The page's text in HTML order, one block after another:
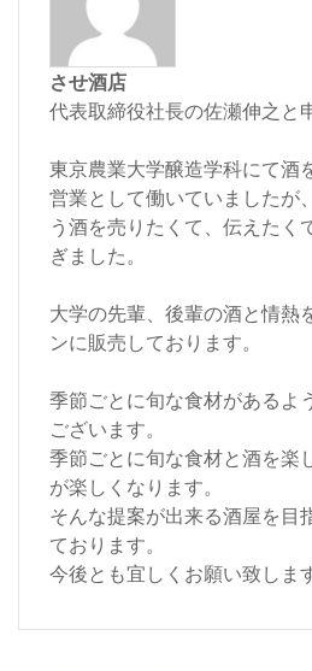
させ酒店
代表取締役社長の佐瀬伸之と
東京農業大学醸造学科にて酒
営業として働いていましたが
う酒を売りたくて、伝えたく
ぎました。
大学の先輩、後輩の酒と情熱
ンに販売しております。
季節ごとに旬な食材があるよ
ございます。
季節ごとに旬な食材と酒を楽
が楽しくなります。
そんな提案が出来る酒屋を目
ております。
今後とも宜しくお願い致しま